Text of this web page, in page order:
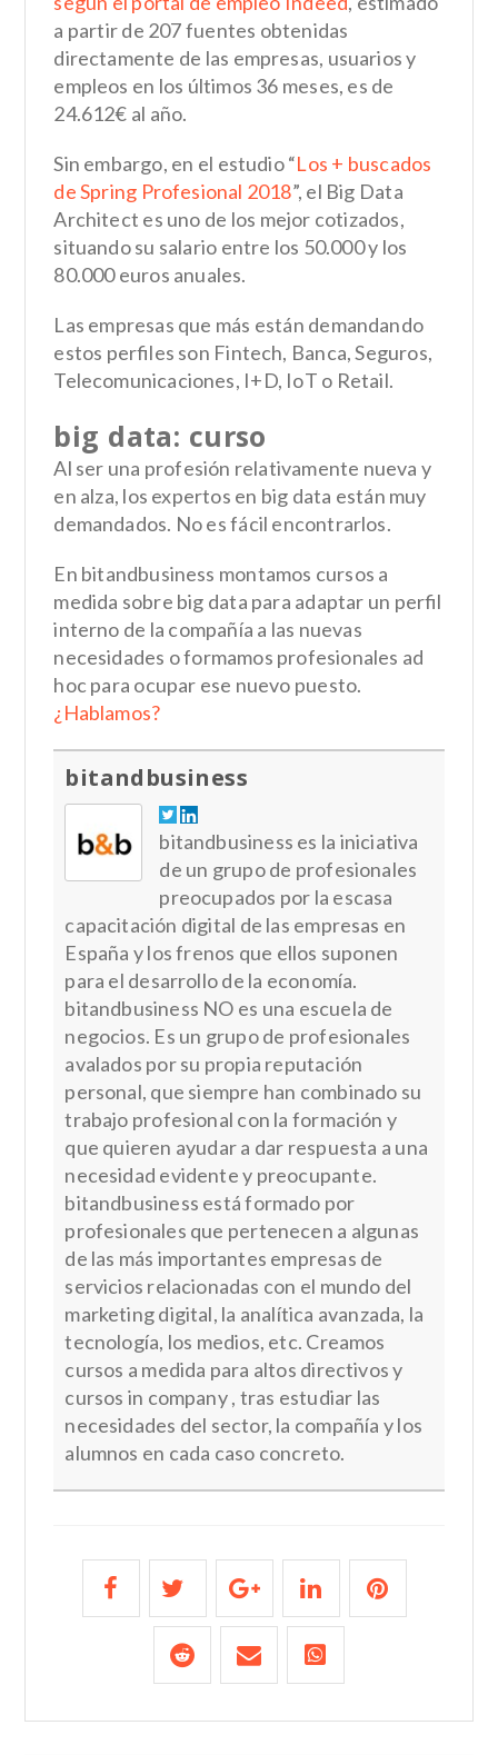
a partir de 207 fuentes obtenidas
directamente de las empresas, usuarios y
empleos en los últimos 36 meses, es de
24.612€ al año.
Sin embargo, en el estudio “Los + buscados
de Spring Profesional 2018”, el Big Data
Architect es uno de los mejor cotizados,
situando su salario entre los 50.000 y los
80.000 euros anuales.
Las empresas que más están demandando
estos perfiles son Fintech, Banca, Seguros,
Telecomunicaciones, I+D, IoT o Retail.
big data: curso
Al ser una profesión relativamente nueva y
en alza, los expertos en big data están muy
demandados. No es fácil encontrarlos.
En bitandbusiness montamos cursos a
medida sobre big data para adaptar un perfil
interno de la compañía a las nuevas
necesidades o formamos profesionales ad
hoc para ocupar ese nuevo puesto.
¿Hablamos?
bitandbusiness
bitandbusiness es la iniciativa
de un grupo de profesionales
preocupados por la escasa
capacitación digital de las empresas en
España y los frenos que ellos suponen
para el desarrollo de la economía.
bitandbusiness NO es una escuela de
negocios. Es un grupo de profesionales
avalados por su propia reputación
personal, que siempre han combinado su
trabajo profesional con la formación y
que quieren ayudar a dar respuesta a una
necesidad evidente y preocupante.
bitandbusiness está formado por
profesionales que pertenecen a algunas
de las más importantes empresas de
servicios relacionadas con el mundo del
marketing digital, la analítica avanzada, la
tecnología, los medios, etc. Creamos
cursos a medida para altos directivos y
cursos in company , tras estudiar las
necesidades del sector, la compañía y los
alumnos en cada caso concreto.